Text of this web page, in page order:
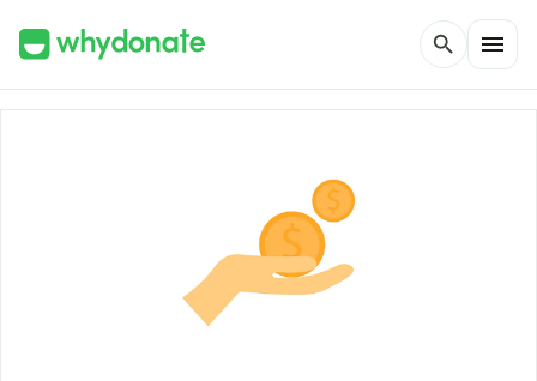
search menu